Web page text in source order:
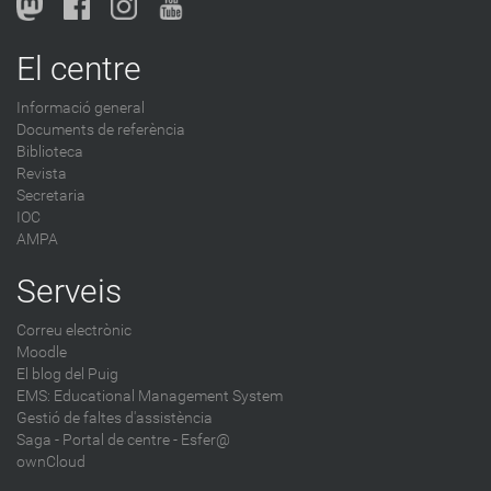
o
-
El centre
Informació general
Documents de referència
Biblioteca
Revista
Secretaria
IOC
AMPA
Serveis
Correu electrònic
Moodle
El blog del Puig
EMS: Educational Management System
Gestió de faltes d'assistència
Saga - Portal de centre - Esfer@
ownCloud